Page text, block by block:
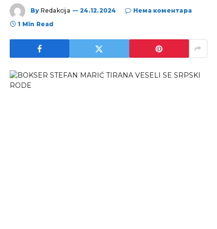
By Redakcija 24.12.2024
Нема коментара
1 Min Read